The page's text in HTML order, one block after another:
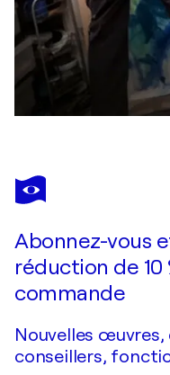
Abonnez-vous
réduction de
commande
Nouvelles
conseillers,